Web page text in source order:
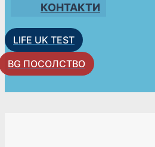
КОНТАКТИ
LIFE UK TEST
BG ПОСОЛСТВО